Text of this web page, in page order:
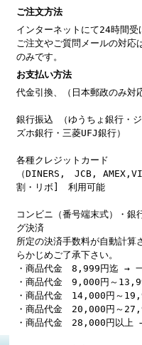
ご注文方法
インターネットにて24時間受
ご注文やご質問メールの対応
のみです。
お支払い方法
代金引換、（日本郵政のみ対
銀行振込 （ゆうちょ銀行・
ズホ銀行・三菱UFJ銀行）
各種クレジットカード
（DINERS, JCB,
割・リボ] 利用可能
コンビニ（番号端末式）・
グ決済
所定の決済手数料が自動計算
らかじめご了承下さい。
・商品代金 8,999円迄 →
・商品代金 9,000円～
・商品代金 14,000円～
・商品代金 20,000円～
・商品代金 28,000円以上